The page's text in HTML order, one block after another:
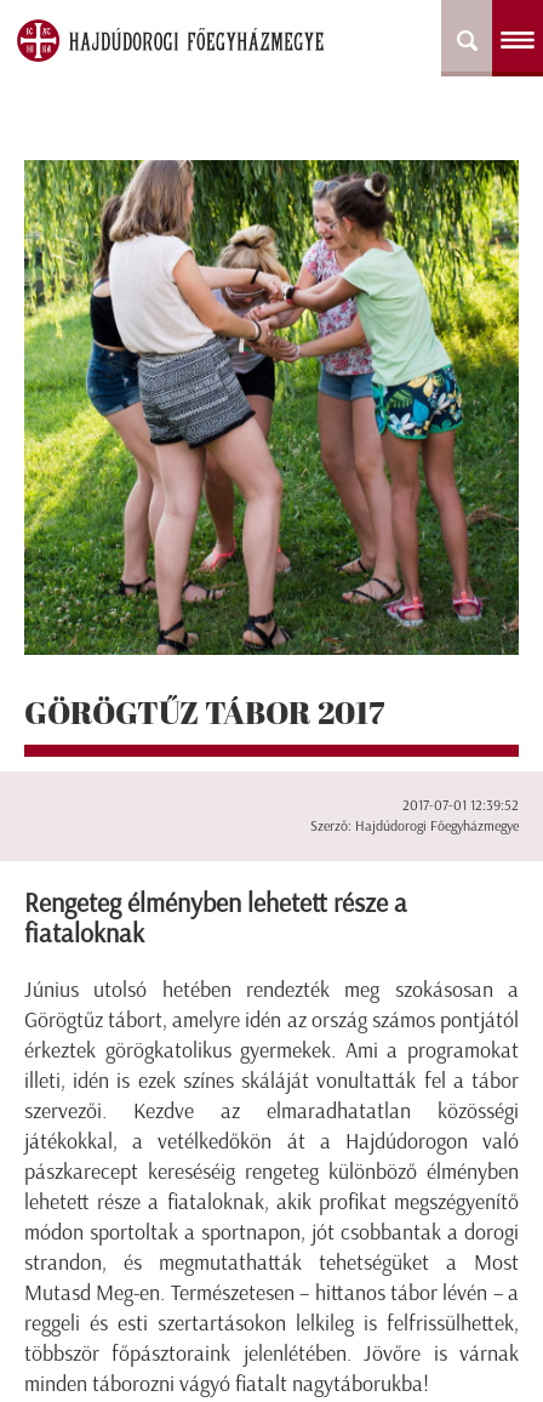
GÖRÖGTŰZ TÁBOR 2017
2017-07-01 12:39:52
Szerző: Hajdúdorogi Főegyházmegye
Rengeteg élményben lehetett része a
fiataloknak
Június utolsó hetében rendezték meg szokásosan a
Görögtűz tábort, amelyre idén az ország számos pontjától
érkeztek görögkatolikus gyermekek. Ami a programokat
illeti, idén is ezek színes skáláját vonultatták fel a tábor
szervezői. Kezdve az elmaradhatatlan közösségi
játékokkal, a vetélkedőkön át a Hajdúdorogon való
pászkarecept kereséséig rengeteg különböző élményben
lehetett része a fiataloknak, akik profikat megszégyenítő
módon sportoltak a sportnapon, jót csobbantak a dorogi
strandon, és megmutathatták tehetségüket a Most
Mutasd Meg-en. Természetesen – hittanos tábor lévén – a
reggeli és esti szertartásokon lelkileg is felfrissülhettek,
többször főpásztoraink jelenlétében. Jövőre is várnak
minden táborozni vágyó fiatalt nagytáborukba!